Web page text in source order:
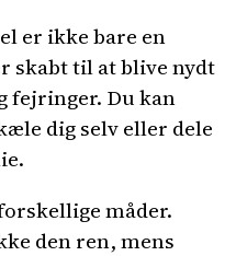
er ikke bare en
skabt til at blive nydt
fejringer. Du kan
dig selv eller dele
måder.
den ren, mens